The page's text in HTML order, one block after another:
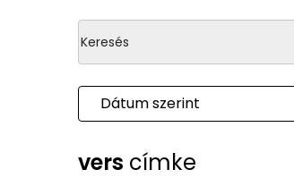
Dátum szerint
vers címke